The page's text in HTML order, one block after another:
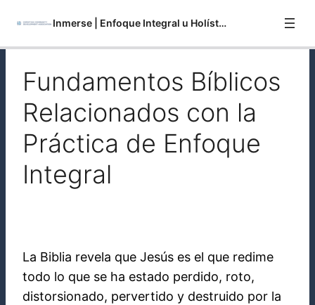
Inmerse | Enfoque Integral u Holístico
Fundamentos Bíblicos
Relacionados con la
Práctica de Enfoque
Integral
La Biblia revela que Jesús es el que redime
todo lo que se ha estado perdido, roto,
distorsionado, pervertido y destruido por la
Siguientes Pasos Relacionados con la Práctica del
Enfoque Integral
Quiz
Perspectivas Recientes (La Historia de la
Practicante Althea Taylor)
Fundamentos Bíblicos Relacionados con la
Práctica de Enfoque Integral